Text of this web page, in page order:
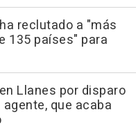
reclutado a "más
135 países" para
Llanes por disparo
que acaba